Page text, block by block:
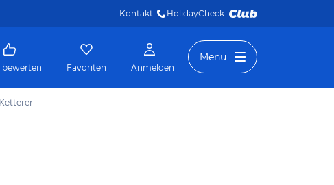
Kontakt HolidayCheck
bewerten Favoriten Anmelden
Menü